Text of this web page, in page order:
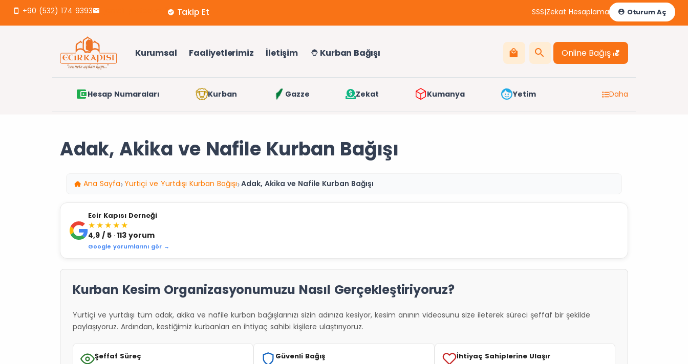
+90 (532) 174 9393 Takip Et SSS|Zekat Hesaplama Oturum Aç
Kurumsal Faaliyetlerimiz İletişim Kurban Bağışı Online Bağış
Hesap Numaraları Kurban Gazze Zekat Kumanya Yetim Daha
Adak, Akika ve Nafile Kurban Bağışı
Ana Sayfa Yurtiçi ve Yurtdışı Kurban Bağışı Adak, Akika ve Nafile Kurban Bağışı
Ecir Kapısı Derneği
★★★★★
4,9 / 5 · 113 yorum
Google yorumlarını gör →
Kurban Kesim Organizasyonumuzu Nasıl Gerçekleştiriyoruz?
Yurtiçi ve yurtdışı tüm adak, akika ve nafile kurban bağışlarınızı sizin adınıza kesiyor, kesim anının videosunu size ileterek süreci şeffaf bir şekilde
paylaşıyoruz. Ardından, kestiğimiz kurbanları en ihtiyaç sahibi kişilere ulaştırıyoruz.
Şeffaf Süreç Güvenli Bağış İhtiyaç Sahiplerine Ulaşır